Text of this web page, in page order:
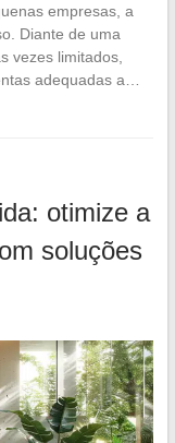
empresas, a
Diante de uma
vezes limitados,
adequadas a…
otimize a
soluções